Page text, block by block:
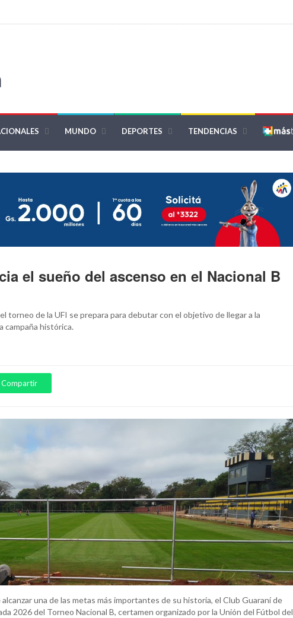
MUNDO DEPORTES TENDENCIAS
el sueño del ascenso en el Nacional B
torneo de la UFI se prepara para debutar con el objetivo de llegar a la
campaña histórica.
Compartir
una de las metas más importantes de su historia, el Club Guaraní de
2026 del Torneo Nacional B, certamen organizado por la Unión del Fútbol del